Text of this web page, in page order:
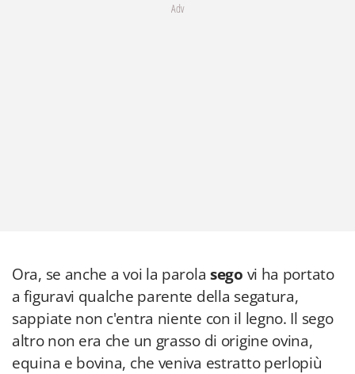
Adv
Ora, se anche a voi la parola sego vi ha portato
a figuravi qualche parente della segatura,
sappiate non c'entra niente con il legno. Il sego
altro non era che un grasso di origine ovina,
equina e bovina, che veniva estratto perlopiù